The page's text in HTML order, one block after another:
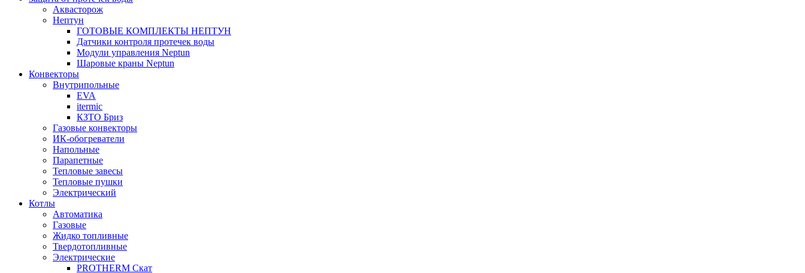
Аквасторож
Нептун
ГОТОВЫЕ КОМПЛЕКТЫ НЕПТУН
Датчики контроля протечек воды
Модули управления Neptun
Шаровые краны Neptun
Конвекторы
Внутрипольные
EVA
itermic
КЗТО Бриз
Газовые конвекторы
ИК-обогреватели
Напольные
Парапетные
Тепловые завесы
Тепловые пушки
Электрический
Котлы
Автоматика
Газовые
Жидко топливные
Твердотопливные
Электрические
PROTHERM Скат